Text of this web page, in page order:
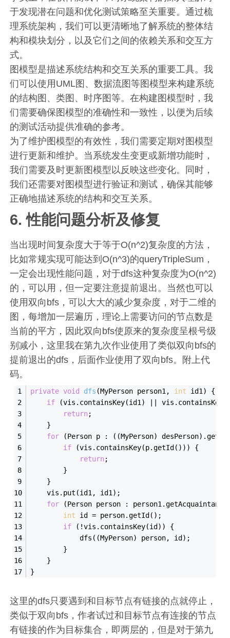
于发现潜在问题和优化测试策略至关重要。通过梳
理系统架构，我们可以更清晰地了解系统的整体结
构和模块划分，以及它们之间的依赖关系和交互方
式。
图模型是描述系统结构和交互关系的重要工具。我
们可以使用UML图、数据流图等图模型来构建系统
的结构图、类图、时序图等。在构建图模型时，我
们需要确保图模型的准确性和一致性，以便为后续
的测试活动提供准确的参考。
为了维护图模型的有效性，我们需要定期对图模型
进行更新和维护。当系统发生变更或新增功能时，
我们需要及时更新图模型以反映这些变化。同时，
我们还需要对图模型进行验证和测试，确保其能够
正确地描述系统的结构和交互关系。
6. 性能问题分析及修复
当出现时间复杂度大于等于O(n^2)复杂度的方法，
比如常规实现可能达到O(n^3)的queryTripleSum，
一定会出现性能问题，对于dfs这种复杂度为O(n^2)
的，可以用，但一定要注意提前退出。当然也可以
使用双向bfs，可以大大的减少复杂度，对于二维的
图，每增加一层遍历，理论上需要访问的节点数是
当前的平方，因此双向bfs使原来的复杂度呈根号级
别减小，这里我在第九次作业使用了类似双向bfs的
提前退出的dfs，后面作业使用了双向bfs。附上代
码。
private void dfs (MyPerson person1, int id1 )
{
if (vis.containsKey(id1 ) || vis.containsKey(
return;
    }
for (Person p : ((MyPerson) desPerson).get
if (vis.containsKey(p.getId () )) {
return;
        }
    }
    vis.put(id1, id1);
for (Person person : person1.get
int id = person.getId() ;
if (!vis.containsKey(id ) ) {
            dfs((MyPerson) person, id);
        }
    }
}
这里的dfs只要遇到和目标节点有链接的点就停止，
类似于双向bfs，作者试过和目标节点有连接的节点
有链接的作为目标集合，即两层的，但是对于第九